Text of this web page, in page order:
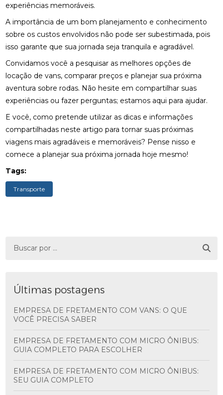
experiências memoráveis.
A importância de um bom planejamento e conhecimento
sobre os custos envolvidos não pode ser subestimada, pois
isso garante que sua jornada seja tranquila e agradável.
Convidamos você a pesquisar as melhores opções de
locação de vans, comparar preços e planejar sua próxima
aventura sobre rodas. Não hesite em compartilhar suas
experiências ou fazer perguntas; estamos aqui para ajudar.
E você, como pretende utilizar as dicas e informações
compartilhadas neste artigo para tornar suas próximas
viagens mais agradáveis e memoráveis? Pense nisso e
comece a planejar sua próxima jornada hoje mesmo!
Tags:
Transporte
Últimas postagens
EMPRESA DE FRETAMENTO COM VANS: O QUE
VOCÊ PRECISA SABER
EMPRESA DE FRETAMENTO COM MICRO ÔNIBUS:
GUIA COMPLETO PARA ESCOLHER
EMPRESA DE FRETAMENTO COM MICRO ÔNIBUS:
SEU GUIA COMPLETO